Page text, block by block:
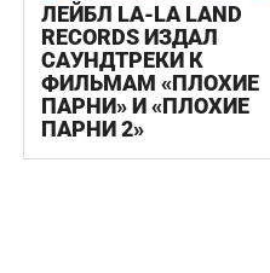
ЛЕЙБЛ LA-LA LAND
RECORDS ИЗДАЛ
САУНДТРЕКИ К
ФИЛЬМАМ «ПЛОХИЕ
ПАРНИ» И «ПЛОХИЕ
ПАРНИ 2»